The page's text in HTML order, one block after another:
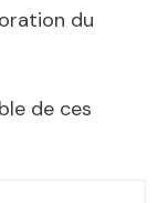
du
de ces